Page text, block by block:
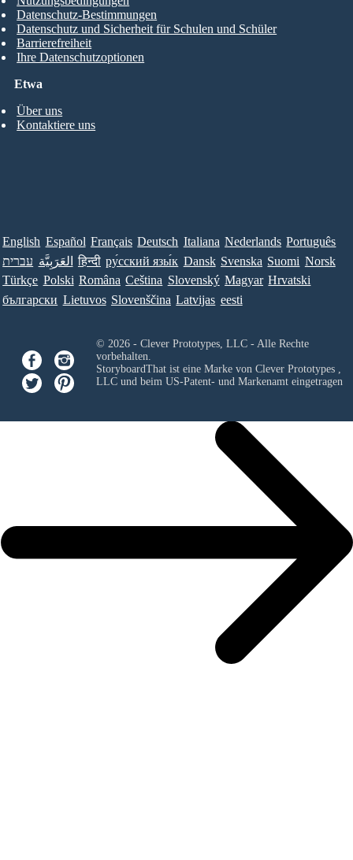
Etwa
Über uns
Kontaktiere uns
Datenschutz-Bestimmungen
Datenschutz und Sicherheit für Schulen und Schüler
Barrierefreiheit
Ihre Datenschutzoptionen
English Español Français Deutsch Italiana Nederlands Português
עברית العَرَبِيَّة हिन्दी ру́сский язы́к Dansk Svenska Suomi Norsk
Türkçe Polski Româna Ceština Slovenský Magyar Hrvatski
български Lietuvos Slovenščina Latvijas eesti
© 2026 - Clever Prototypes, LLC - Alle Rechte
vorbehalten.
StoryboardThat ist eine Marke von Clever Prototypes ,
LLCund beim US-Patent- und Markenamt eingetragen